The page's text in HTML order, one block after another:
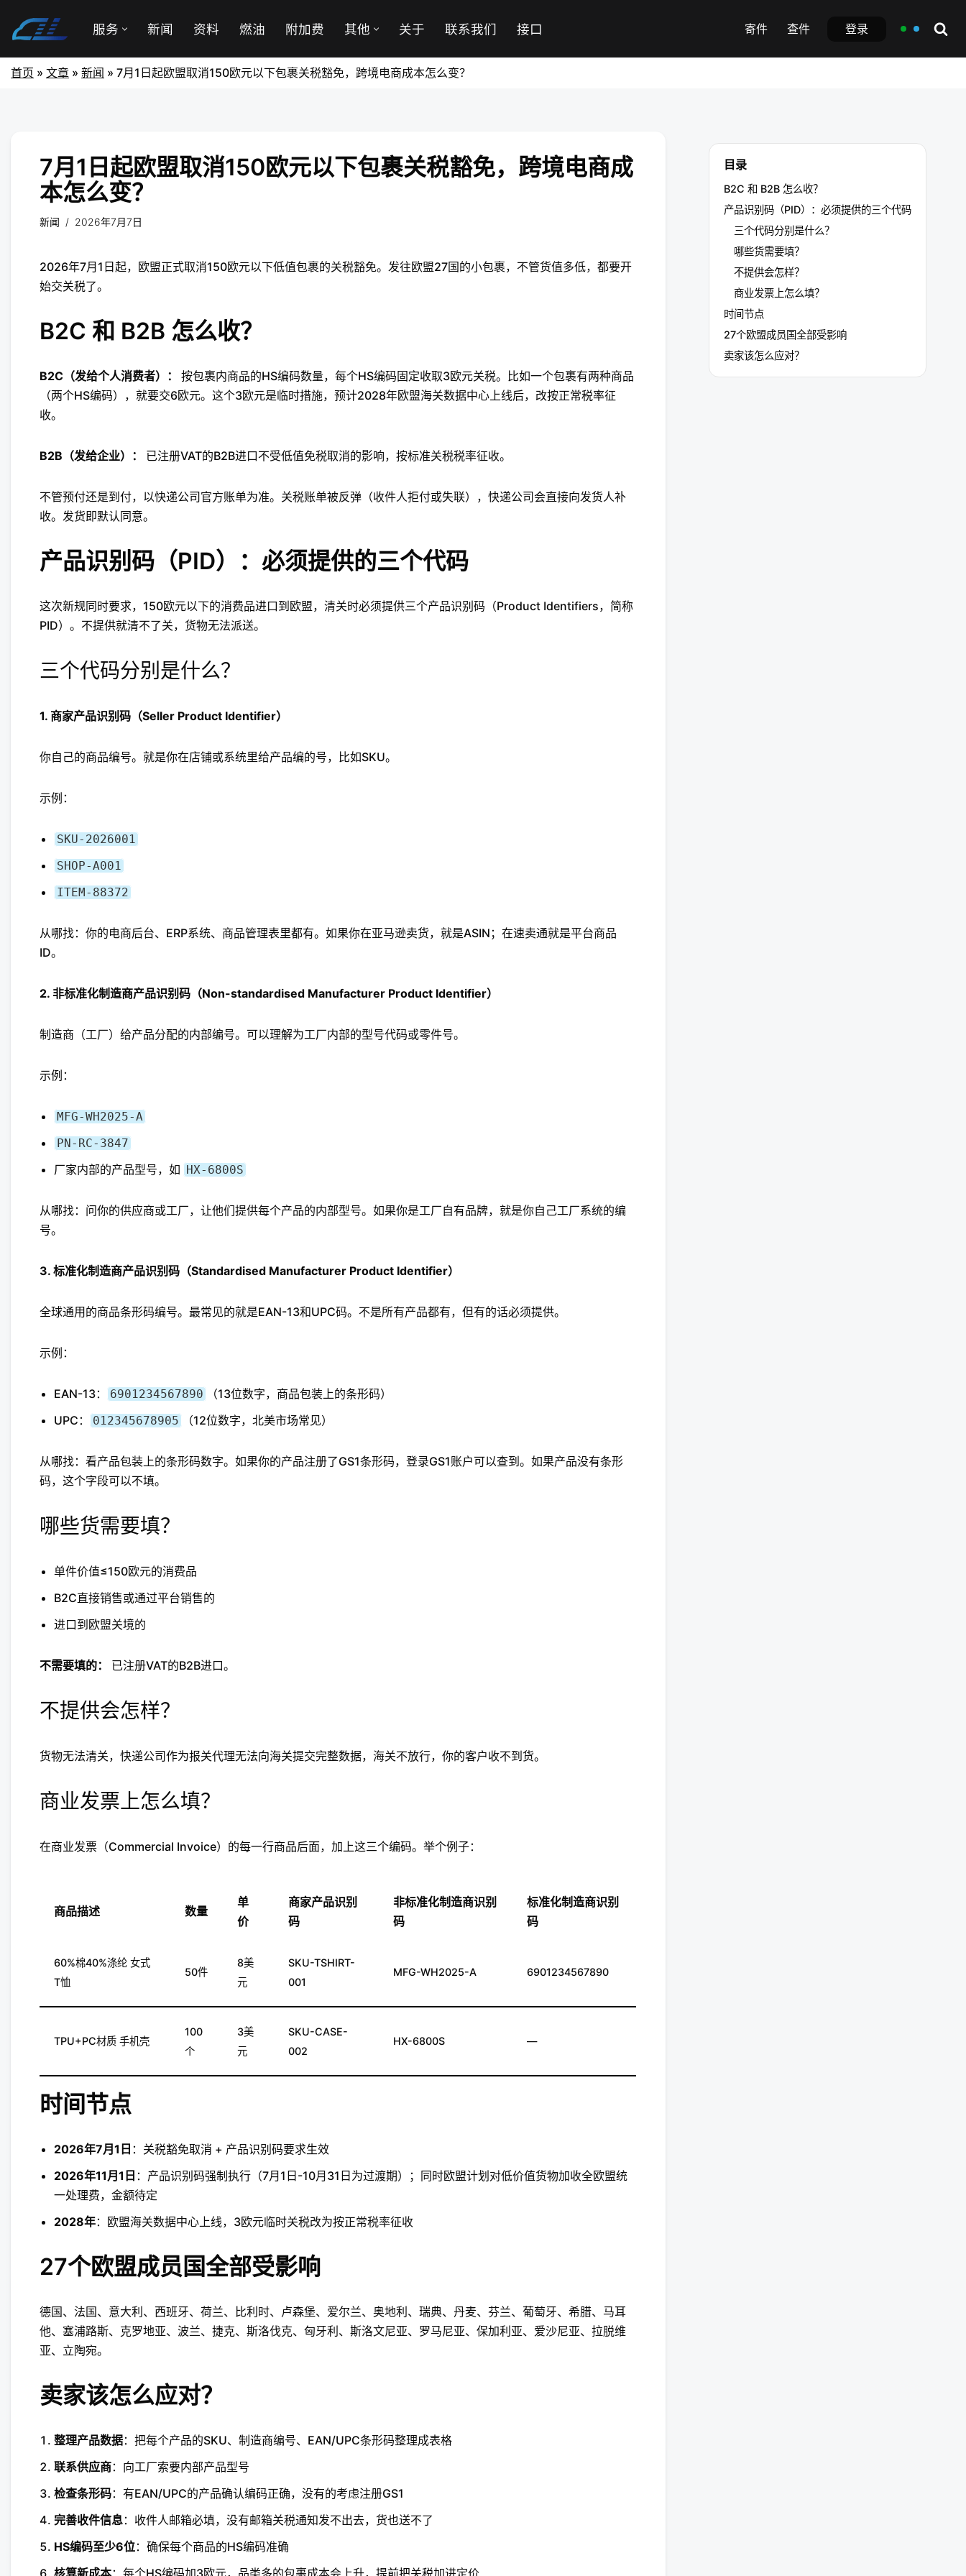
服务 新闻 资料 燃油 附加费 其他 关于 联系我们 接口 寄件 查件 登录
首页 » 文章 » 新闻 » 7月1日起欧盟取消150欧元以下包裹关税豁免，跨境电商成本怎么变？
7月1日起欧盟取消150欧元以下包裹关税豁免，跨境电商成
本怎么变？
新闻 2026年7月7日
2026年7月1日起，欧盟正式取消150欧元以下低值包裹的关税豁免。发往欧盟27国的小包裹，不管货值多低，都要开
始交关税了。
B2C 和 B2B 怎么收？
B2C（发给个人消费者）：
按包裹内商品的HS编码数量，每个HS编码固定收取3欧元关税。比如一个包裹有两种商品
（两个HS编码），就要交6欧元。这个3欧元是临时措施，预计2028年欧盟海关数据中心上线后，改按正常税率征
收。
B2B（发给企业）： 已注册VAT的B2B进口不受低值免税取消的影响，按标准关税税率征收。
不管预付还是到付，以快递公司官方账单为准。关税账单被反弹（收件人拒付或失联），快递公司会直接向发货人补
收。发货即默认同意。
产品识别码（PID）：必须提供的三个代码
这次新规同时要求，150欧元以下的消费品进口到欧盟，清关时必须提供三个产品识别码（Product Identifiers，简称
PID）。不提供就清不了关，货物无法派送。
三个代码分别是什么？
1. 商家产品识别码（Seller Product Identifier）
你自己的商品编号。就是你在店铺或系统里给产品编的号，比如SKU。
示例：
SKU-2026001
SHOP-A001
ITEM-88372
从哪找：你的电商后台、ERP系统、商品管理表里都有。如果你在亚马逊卖货，就是ASIN；在速卖通就是平台商品
ID。
2. 非标准化制造商产品识别码（Non-standardised Manufacturer Product Identifier）
制造商（工厂）给产品分配的内部编号。可以理解为工厂内部的型号代码或零件号。
示例：
MFG-WH2025-A
PN-RC-3847
厂家内部的产品型号，如 HX-6800S
从哪找：问你的供应商或工厂，让他们提供每个产品的内部型号。如果你是工厂自有品牌，就是你自己工厂系统的编
号。
3. 标准化制造商产品识别码（Standardised Manufacturer Product Identifier）
全球通用的商品条形码编号。最常见的就是EAN-13和UPC码。不是所有产品都有，但有的话必须提供。
示例：
EAN-13： 6901234567890
（13位数字，商品包装上的条形码）
UPC：
012345678905 （12位数字，北美市场常见）
从哪找：看产品包装上的条形码数字。如果你的产品注册了GS1条形码，登录GS1账户可以查到。如果产品没有条形
码，这个字段可以不填。
哪些货需要填？
单件价值≤150欧元的消费品
B2C直接销售或通过平台销售的
进口到欧盟关境的
不需要填的： 已注册VAT的B2B进口。
不提供会怎样？
货物无法清关，快递公司作为报关代理无法向海关提交完整数据，海关不放行，你的客户收不到货。
商业发票上怎么填？
在商业发票（Commercial Invoice）的每一行商品后面，加上这三个编码。举个例子：
商品描述 数量
单
价
商家产品识别
码
非标准化制造商识别
码
标准化制造商识别
码
60%棉40%涤纶 女式
T恤
50件
8美
元
SKU-TSHIRT-
001
MFG-WH2025-A 6901234567890
TPU+PC材质 手机壳
100
个
3美
元
SKU-CASE-
002
HX-6800S —
时间节点
2026年7月1日 ：关税豁免取消 + 产品识别码要求生效
2026年11月1日 ：产品识别码强制执行（7月1日-10月31日为过渡期）；同时欧盟计划对低价值货物加收全欧盟统
一处理费，金额待定
2028年：欧盟海关数据中心上线，3欧元临时关税改为按正常税率征收
27个欧盟成员国全部受影响
德国、法国、意大利、西班牙、荷兰、比利时、卢森堡、爱尔兰、奥地利、瑞典、丹麦、芬兰、葡萄牙、希腊、马耳
他、塞浦路斯、克罗地亚、波兰、捷克、斯洛伐克、匈牙利、斯洛文尼亚、罗马尼亚、保加利亚、爱沙尼亚、拉脱维
亚、立陶宛。
卖家该怎么应对？
整理产品数据：把每个产品的SKU、制造商编号、EAN/UPC条形码整理成表格
联系供应商：向工厂索要内部产品型号
检查条形码：有EAN/UPC的产品确认编码正确，没有的考虑注册GS1
完善收件信息：收件人邮箱必填，没有邮箱关税通知发不出去，货也送不了
HS编码至少6位：确保每个商品的HS编码准确
核算新成本：每个HS编码加3欧元，品类多的包裹成本会上升，提前把关税加进定价
目录
B2C 和 B2B 怎么收？
产品识别码（PID）：必须提供的三个代码
三个代码分别是什么？
哪些货需要填？
不提供会怎样？
商业发票上怎么填？
时间节点
27个欧盟成员国全部受影响
卖家该怎么应对？